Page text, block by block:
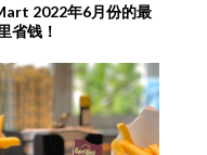
2022年6月份的最
省钱！